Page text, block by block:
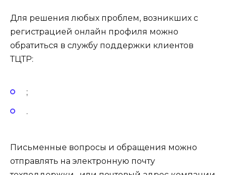
Для решения любых проблем, возникших с
регистрацией онлайн профиля можно
обратиться в службу поддержки клиентов
ТЦТР:
;
.
Письменные вопросы и обращения можно
отправлять на электронную почту